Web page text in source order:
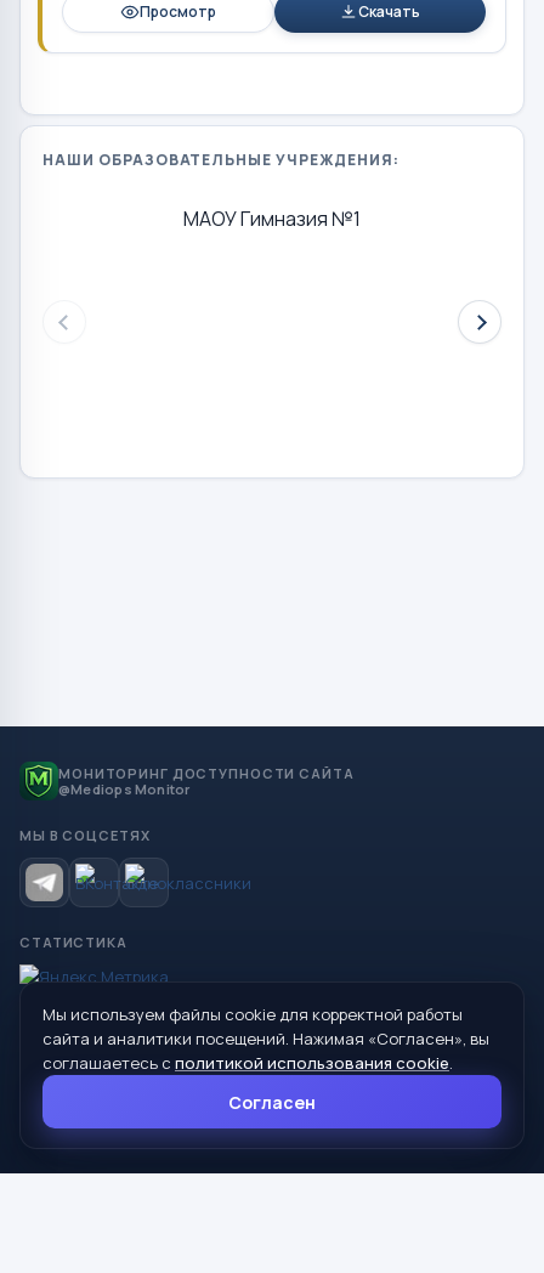
Просмотр
Скачать
НАШИ ОБРАЗОВАТЕЛЬНЫЕ УЧРЕЖДЕНИЯ:
МАОУ Гимназия №1
МОНИТОРИНГ ДОСТУПНОСТИ САЙТА
@Mediops Monitor
МЫ В СОЦСЕТЯХ
СТАТИСТИКА
© 2026 Управление образования Администрации МО
Сухой Лог
624800, Свердловская область, г. Сухой Лог, ул. Кирова, дом 7
8 (34373) 4-33-85
Мы используем файлы cookie для корректной работы
сайта и аналитики посещений. Нажимая «Согласен», вы
соглашаетесь с политикой использования cookie.
Согласен